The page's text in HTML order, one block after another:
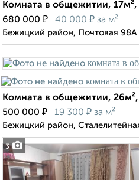
Комната в общежитии,
680 000 ₽ 40 000 ₽ за м²
Бежицкий район, Почтовая 98А
3
Комната в общежитии,
500 000 ₽ 19 300 ₽ за м²
Бежицкий район,